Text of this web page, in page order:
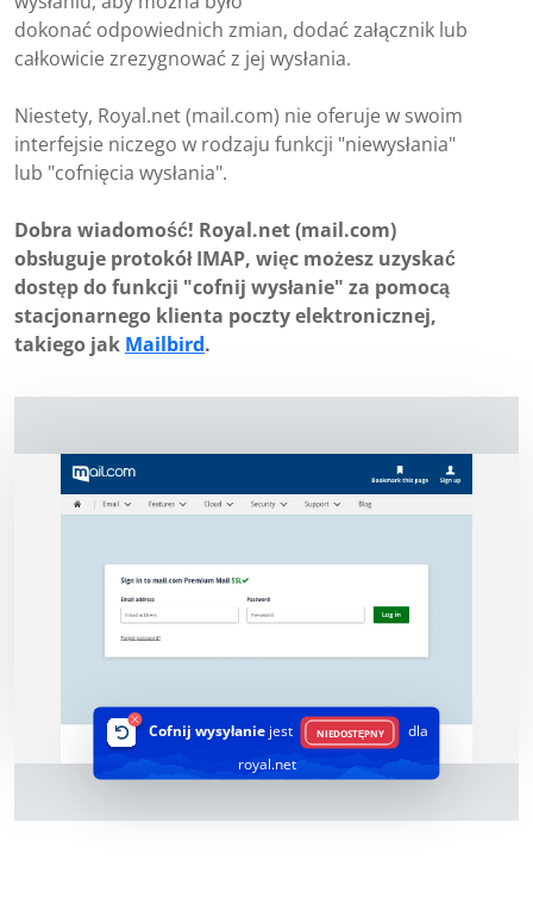
dokonać odpowiednich zmian, dodać załącznik lub
całkowicie zrezygnować z jej wysłania.
Niestety, Royal.net (mail.com) nie oferuje w swoim
interfejsie niczego w rodzaju funkcji "niewysłania"
lub "cofnięcia wysłania".
Dobra wiadomość! Royal.net (mail.com)
obsługuje protokół IMAP, więc możesz uzyskać
dostęp do funkcji "cofnij wysłanie" za pomocą
stacjonarnego klienta poczty elektronicznej,
takiego jak Mailbird.
Cofnij wysyłaniejest NIEDOSTĘPNY
dla
royal.net